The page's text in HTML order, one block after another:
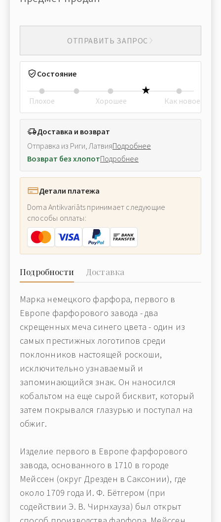
ОТПРАВИТЬ ЗАПРОС
Состояние
Плохое Хорошее Как новое
Доставка и возврат
Отправка из Риги, ЛатвияПодробнее
Возврат без хлопотПодробнее
Детали платежа
Doma Antikvariāts принимает следующие
способы оплаты:
Подробности Доставка
Марка немецкого фарфора, первого в
Европе фарфорового завода - два
скрещенных меча синего цвета - один из
самых престижных логотипов среди
поклонников настоящей роскоши,
исключительно узнаваемый и
запоминающийся знак. Он наносился
кобальтом на еще сырой бисквит, который
затем покрывался глазурью и поступал на
обжиг.
Изделие первого в Европе фарфорового
завода, основанного в 1710 в городе
Мейcсен (округ Дрезден в Саксонии), где
около 1709 года И. Ф. Бётгером (при
содействии Э. В. Чирнхауза) был открыт